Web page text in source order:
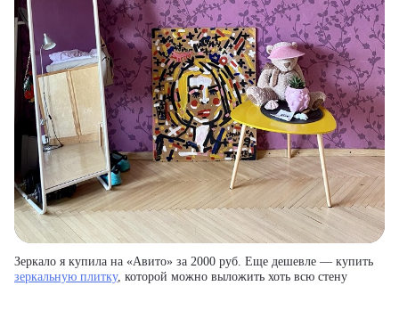
Зеркало я купила на «Авито» за 2000 руб. Еще дешевле — купить
зеркальную плитку, которой можно выложить хоть всю стену